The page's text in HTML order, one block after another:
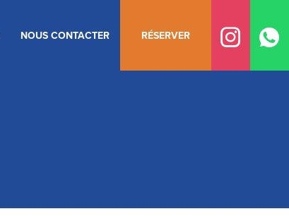
NOUS CONTACTER RÉSERVER